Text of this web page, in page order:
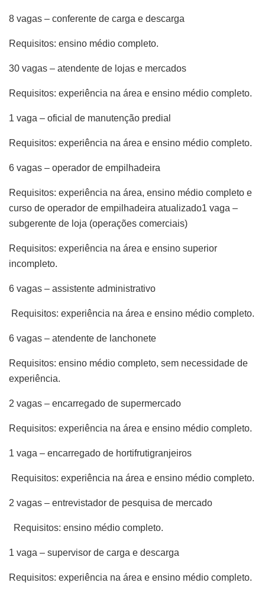
8 vagas – conferente de carga e descarga
Requisitos: ensino médio completo.
30 vagas – atendente de lojas e mercados
Requisitos: experiência na área e ensino médio completo.
1 vaga – oficial de manutenção predial
Requisitos: experiência na área e ensino médio completo.
6 vagas – operador de empilhadeira
Requisitos: experiência na área, ensino médio completo e
curso de operador de empilhadeira atualizado1 vaga –
subgerente de loja (operações comerciais)
Requisitos: experiência na área e ensino superior
incompleto.
6 vagas – assistente administrativo
Requisitos: experiência na área e ensino médio completo.
6 vagas – atendente de lanchonete
Requisitos: ensino médio completo, sem necessidade de
experiência.
2 vagas – encarregado de supermercado
Requisitos: experiência na área e ensino médio completo.
1 vaga – encarregado de hortifrutigranjeiros
Requisitos: experiência na área e ensino médio completo.
2 vagas – entrevistador de pesquisa de mercado
Requisitos: ensino médio completo.
1 vaga – supervisor de carga e descarga
Requisitos: experiência na área e ensino médio completo.